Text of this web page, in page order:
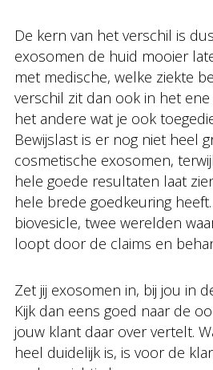
De kern van het verschil is
exosomen de huid mooier
met medische, welke ziekte
verschil zit dan ook in het
het andere wat je ook
Bewijslast is er nog niet heel
cosmetische exosomen,
hele goede resultaten laat
hele brede goedkeuring
biovesicle, twee werelden
loopt door de claims en
Zet jij exosomen in, bij jou in
Kijk dan eens goed naar de
jouw klant daar over vertelt.
heel duidelijk is, is voor de